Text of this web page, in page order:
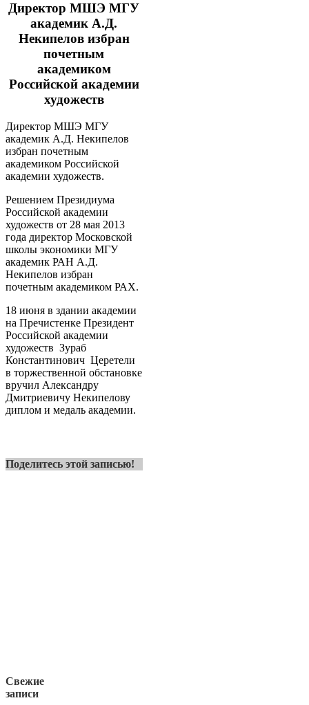
Директор МШЭ МГУ
академик А.Д.
Некипелов избран
почетным
академиком
Российской академии
художеств
Директор МШЭ МГУ
академик А.Д. Некипелов
избран почетным
академиком Российской
академии художеств.
Решением Президиума
Российской академии
художеств от 28 мая 2013
года директор Московской
школы экономики МГУ
академик РАН А.Д.
Некипелов избран
почетным академиком РАХ.
18 июня в здании академии
на Пречистенке Президент
Российской академии
художеств Зураб
Константинович Церетели
в торжественной обстановке
вручил Александру
Дмитриевичу Некипелову
диплом и медаль академии.
Поделитесь этой записью!
Свежие
записи